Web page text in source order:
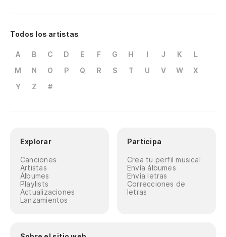
Todos los artistas
A B C D E F G H I J K
L
M
N O P Q R S T U V W
X
Y
Z #
Explorar
Canciones
Artistas
Álbumes
Playlists
Actualizaciones
Lanzamientos
Participa
Crea tu perfil musical
Envía álbumes
Envía letras
Correcciones de
letras